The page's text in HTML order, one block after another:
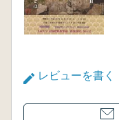
レビューを書く